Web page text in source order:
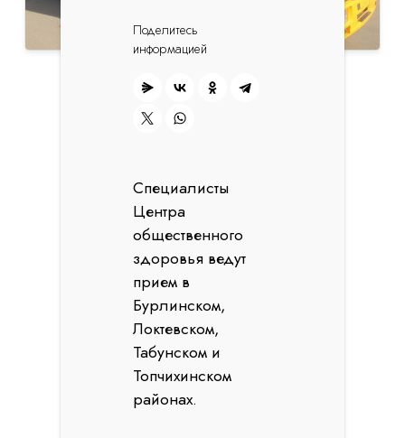
Поделитесь
информацией
Специалисты
Центра
общественного
здоровья ведут
прием в
Бурлинском,
Локтевском,
Табунском и
Топчихинском
районах.